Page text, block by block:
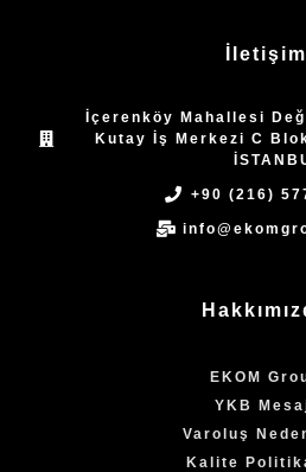
İletişim
İçerenköy Mahallesi
Kutay İş Merkezi C
+90 (216)
EKOM
YKB
Varoluş
Kalite